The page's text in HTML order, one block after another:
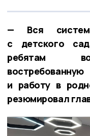
— Вся
с детского
ребятам
и работу в
резюмировал